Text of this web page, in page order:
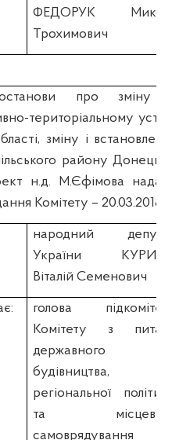
ФЕДОРУК
Трохимович
про зміну
територіальному
зміну і
району
н.д. М.Єфімова
Комітету – 20.03.2018)
народний
України
Віталій Семенович
голова
Комітету з
державного
будівництва,
регіональної
та
самоврядування